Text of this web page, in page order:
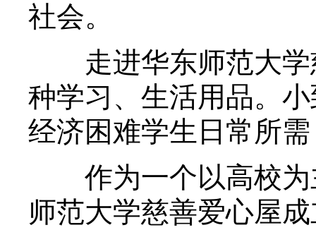
社会。
走进华东师范大学
种学习、生活用品。
经济困难学生日常所
作为一个以高校为
师范大学慈善爱心屋